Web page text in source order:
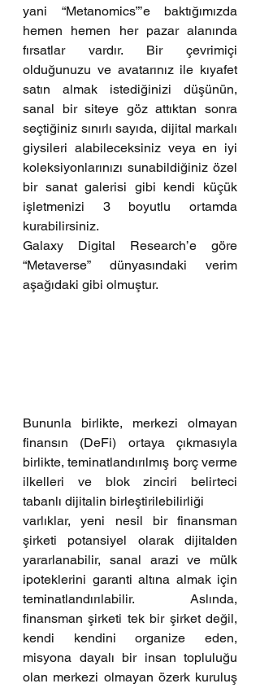
yani “Metanomics”’e baktığımızda
hemen hemen her pazar alanında
fırsatlar vardır. Bir çevrimiçi
olduğunuzu ve avatarınız ile kıyafet
satın almak istediğinizi düşünün,
sanal bir siteye göz attıktan sonra
seçtiğiniz sınırlı sayıda, dijital markalı
giysileri alabileceksiniz veya en iyi
koleksiyonlarınızı sunabildiğiniz özel
bir sanat galerisi gibi kendi küçük
işletmenizi 3 boyutlu ortamda
kurabilirsiniz.
Galaxy Digital Research’e göre
“Metaverse” dünyasındaki verim
aşağıdaki gibi olmuştur.
Bununla birlikte, merkezi olmayan
finansın (DeFi) ortaya çıkmasıyla
birlikte, teminatlandırılmış borç verme
ilkelleri ve blok zinciri belirteci
tabanlı dijitalin birleştirilebilirliği
varlıklar, yeni nesil bir finansman
şirketi potansiyel olarak dijitalden
yararlanabilir, sanal arazi ve mülk
ipoteklerini garanti altına almak için
teminatlandırılabilir. Aslında,
finansman şirketi tek bir şirket değil,
kendi kendini organize eden,
misyona dayalı bir insan topluluğu
olan merkezi olmayan özerk kuruluş